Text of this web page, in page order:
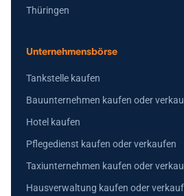
Thüringen
Unternehmensbörse
Tankstelle kaufen
Bauunternehmen kaufen oder
Hotel kaufen
Pflegedienst kaufen oder verkaufen
Taxiunternehmen kaufen oder
Hausverwaltung kaufen oder